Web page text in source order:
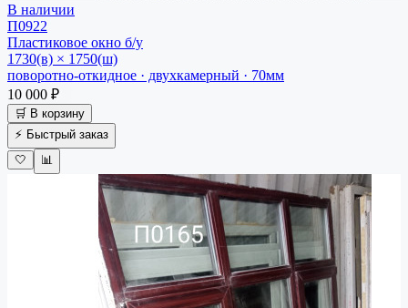
В наличии
П0922
Пластиковое окно б/у
1730(в) × 1750(ш)
поворотно-откидное · двухкамерный · 70мм
10 000 ₽
🛒 В корзину
⚡ Быстрый заказ
🤍
📊